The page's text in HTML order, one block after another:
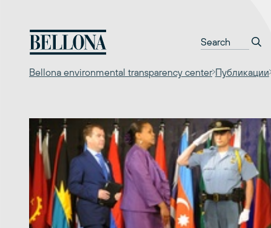
содержимому
Bellona environmental transparency center Публикации